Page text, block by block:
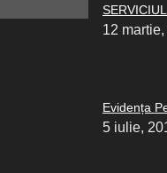
12
Evidența
5 iulie,